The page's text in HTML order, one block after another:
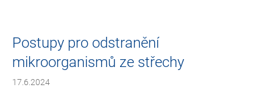
Postupy pro odstranění
mikroorganismů ze střechy
17.6.2024